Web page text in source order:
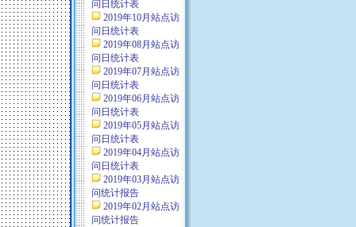
问日统计表
2019年10月站点访
问日统计表
2019年08月站点访
问日统计表
2019年07月站点访
问日统计表
2019年06月站点访
问日统计表
2019年05月站点访
问日统计表
2019年04月站点访
问日统计表
2019年03月站点访
问统计报告
2019年02月站点访
问统计报告